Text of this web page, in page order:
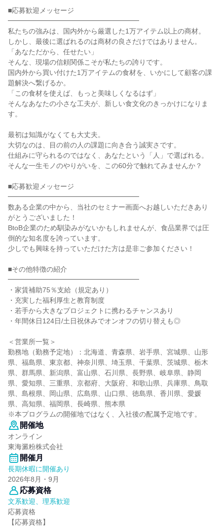
■応募歓迎メッセージ
━━━━━━━━━━━━━━━━━━━
私たちの強みは、国内外から厳選した1万アイテム以上の商材。
しかし、最後に選ばれるのは商材の良さだけではありません。
「あなただから、任せたい」
そんな、現場の信頼関係こそが私たちの誇りです。
国内外から買い付けた1万アイテムの食材を、いかにして顧客の課
題解決へ繋げるか。
「この食材を使えば、もっと美味しくなるはず」
そんなあなたの小さな工夫が、新しい食文化のきっかけになりま
す。
最初は知識がなくても大丈夫。
大切なのは、目の前の人の課題に向き合う誠実さです。
仕組みに守られるのではなく、あなたという「人」で選ばれる。
そんな一生モノのやりがいを、この60分で触れてみませんか？
■応募歓迎メッセージ
━━━━━━━━━━━━━━━━━━━
数ある企業の中から、当社のセミナー画面へお越しいただきあり
がとうございました！
BtoB企業のため馴染みがないかもしれませんが、食品業界では圧
倒的な知名度を誇っています。
少しでも興味を持っていただけた方は是非ご参加ください！
■その他特徴の紹介
━━━━━━━━━━━━━━━━━━━
・家賃補助75％支給（規定あり）
・充実した福利厚生と教育制度
・若手から大きなプロジェクトに携わるチャンスあり
・年間休日124日/土日祝休みでオンオフの切り替えも◎
＜営業所一覧＞
勤務地（勤務予定地）：北海道、青森県、岩手県、宮城県、山形
県、福島県、東京都、神奈川県、埼玉県、千葉県、茨城県、栃木
県、群馬県、新潟県、富山県、石川県、長野県、岐阜県、静岡
県、愛知県、三重県、京都府、大阪府、和歌山県、兵庫県、鳥取
県、島根県、岡山県、広島県、山口県、徳島県、香川県、愛媛
県、高知県、福岡県、長崎県、熊本県
※本プログラムの開催地ではなく、入社後の配属予定地です。
開催地
オンライン
東海澱粉株式会社
開催月
長期休暇に開催あり
2026年8月・9月
応募資格
文系歓迎、理系歓迎
応募資格
【応募資格】